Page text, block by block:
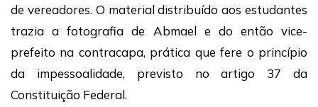
de vereadores. O material distribuído aos estudantes
trazia a fotografia de Abmael e do então vice-
prefeito na contracapa, prática que fere o princípio
da impessoalidade, previsto no artigo 37 da
Constituição Federal.